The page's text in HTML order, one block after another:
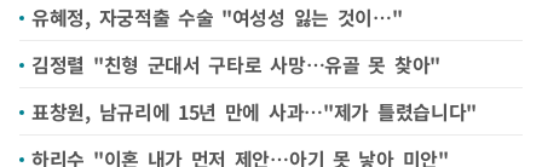
유혜정, 자궁적출 수술 "여성성 잃는 것이…"
김정렬 "친형 군대서 구타로 사망…유골 못 찾아"
표창원, 남규리에 15년 만에 사과…"제가 틀렸습니다"
하리수 "이혼 내가 먼저 제안…아기 못 낳아 미안"